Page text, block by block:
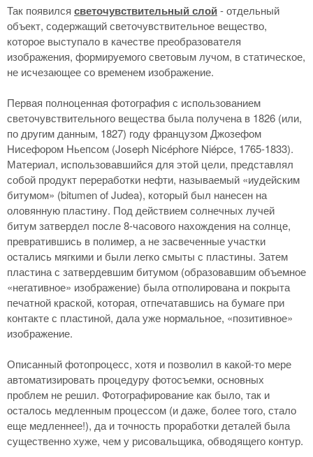
Так появился светочувствительный слой- отдельный
объект, содержащий светочувствительное вещество,
которое выступало в качестве преобразователя
изображения, формируемого световым лучом, в статическое,
не исчезающее со временем изображение.
Первая полноценная фотография с использованием
светочувствительного вещества была получена в 1826 (или,
по другим данным, 1827) году французом Джозефом
Нисефором Ньепсом (Joseph Nicéphore Niépce, 1765-1833).
Материал, использовавшийся для этой цели, представлял
собой продукт переработки нефти, называемый «иудейским
битумом» (bitumen of Judea), который был нанесен на
оловянную пластину. Под действием солнечных лучей
битум затвердел после 8-часового нахождения на солнце,
превратившись в полимер, а не засвеченные участки
остались мягкими и были легко смыты с пластины. Затем
пластина с затвердевшим битумом (образовавшим объемное
«негативное» изображение) была отполирована и покрыта
печатной краской, которая, отпечатавшись на бумаге при
контакте с пластиной, дала уже нормальное, «позитивное»
изображение.
Описанный фотопроцесс, хотя и позволил в какой-то мере
автоматизировать процедуру фотосъемки, основных
проблем не решил. Фотографирование как было, так и
осталось медленным процессом (и даже, более того, стало
еще медленнее!), да и точность проработки деталей была
существенно хуже, чем у рисовальщика, обводящего контур.